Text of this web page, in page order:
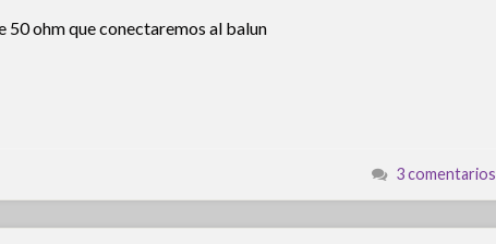
50 ohm que conectaremos al balun
3 comentarios